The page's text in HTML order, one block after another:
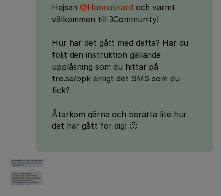
Hejsan @Hannasvard och varmt
välkommen till 3Community!
Hur har det gått med detta? Har du
följt den instruktion gällande
upplåsning som du hittar på
tre.se/opk enligt det SMS som du
fick?
Återkom gärna och berätta lite hur
det har gått för dig! 🙂